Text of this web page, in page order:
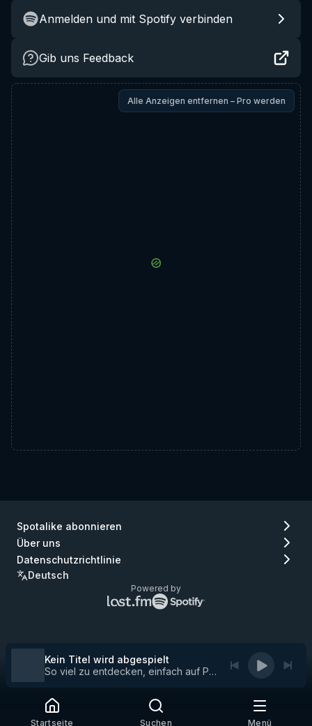
Anmelden und mit Spotify verbinden
Gib uns Feedback
Alle Anzeigen entfernen – Pro werden
Spotalike abonnieren
Über uns
Datenschutzrichtlinie
Deutsch
Powered by
Lastfm
Logo
Lastfm)
Kein Titel wird abgespielt
So viel zu entdecken, einfach auf Play drücken
Startseite Suchen Menü